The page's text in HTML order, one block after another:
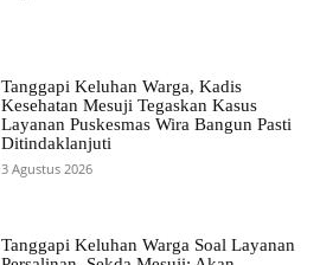
Tanggapi Keluhan Warga, Kadis
Kesehatan Mesuji Tegaskan Kasus
Layanan Puskesmas Wira Bangun Pasti
Ditindaklanjuti
3 Agustus 2026
Tanggapi Keluhan Warga Soal Layanan